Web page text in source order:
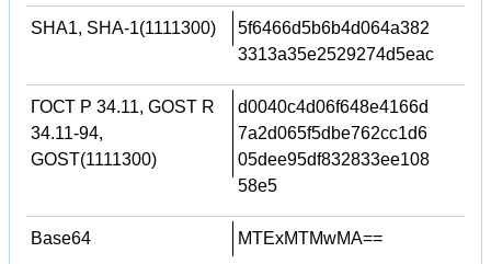
SHA1, SHA-1(1111300)
5f6466d5b6b4d064a382
3313a35e2529274d5eac
ГОСТ Р 34.11, GOST R
34.11-94,
GOST(1111300)
d0040c4d06f648e4166d
7a2d065f5dbe762cc1d6
05dee95df832833ee108
58e5
Base64 MTExMTMwMA==